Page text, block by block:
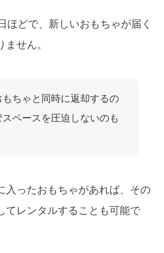
ほどで、新しいおもちゃが届く
せん。
もちゃと同時に返却するの
スペースを圧迫しないのも
入ったおもちゃがあれば、その
てレンタルすることも可能で